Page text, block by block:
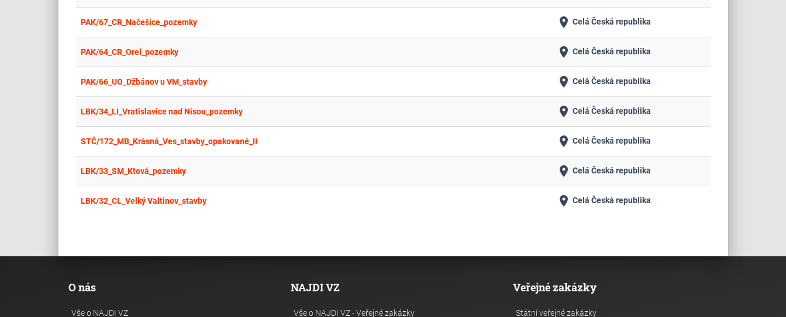
PAK/67_CR_Načešice_pozemky place Celá Česká republika
PAK/64_CR_Orel_pozemky place Celá Česká republika
PAK/66_UO_Džbánov u VM_stavby place Celá Česká republika
LBK/34_LI_Vratislavice nad Nisou_pozemky place Celá Česká republika
STČ/172_MB_Krásná_Ves_stavby_opakované_II place Celá Česká republika
LBK/33_SM_Ktová_pozemky place Celá Česká republika
LBK/32_CL_Velký Valtinov_stavby place Celá Česká republika
O nás
Vše o NAJDI VZ
NAJDI VZ
Vše o NAJDI VZ - Veřejné zakázky
Veřejné zakázky
Státní veřejné zakázky